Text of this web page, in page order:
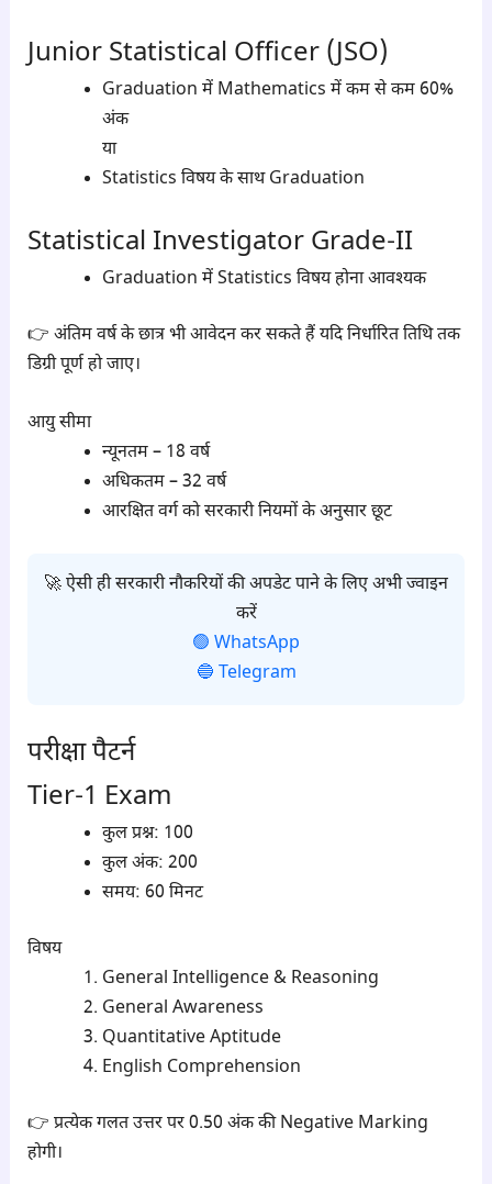
Junior Statistical Officer (JSO)
Graduation में Mathematics में कम से कम 60%
अंक
या
Statistics विषय के साथ Graduation
Statistical Investigator Grade-II
Graduation में Statistics विषय होना आवश्यक
👉 अंतिम वर्ष के छात्र भी आवेदन कर सकते हैं यदि निर्धारित तिथि तक
डिग्री पूर्ण हो जाए।
आयु सीमा
न्यूनतम – 18 वर्ष
अधिकतम – 32 वर्ष
आरक्षित वर्ग को सरकारी नियमों के अनुसार छूट
🚀 ऐसी ही सरकारी नौकरियों की अपडेट पाने के लिए अभी ज्वाइन
करें
🟢 WhatsApp
🔵 Telegram
परीक्षा पैटर्न
Tier-1 Exam
कुल प्रश्न: 100
कुल अंक: 200
समय: 60 मिनट
विषय
General Intelligence & Reasoning
General Awareness
Quantitative Aptitude
English Comprehension
👉 प्रत्येक गलत उत्तर पर 0.50 अंक की Negative Marking
होगी।